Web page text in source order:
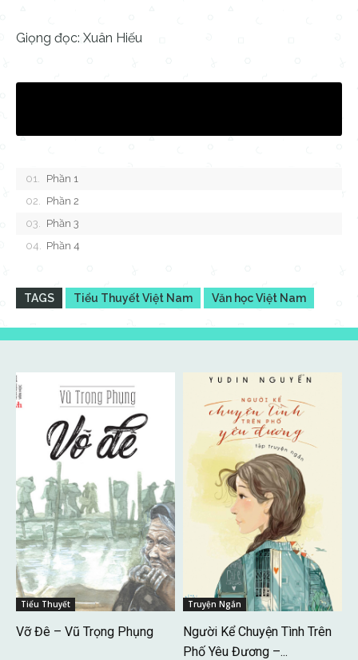
Giọng đọc: Xuân Hiếu
Phần 1
Phần 2
Phần 3
Phần 4
TAGS Tiểu Thuyết Việt Nam Văn học Việt Nam
Tiểu Thuyết
Vỡ Đê – Vũ Trọng Phụng
Truyện Ngắn
Người Kể Chuyện Tình Trên
Phố Yêu Đương –...